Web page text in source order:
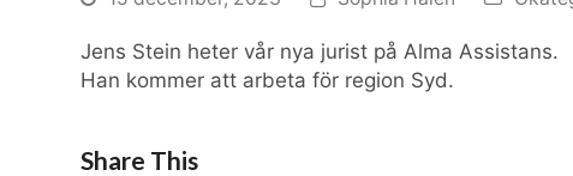
Jens Stein heter vår nya jurist på Alma Assistans.
Han kommer att arbeta för region Syd.
Share This